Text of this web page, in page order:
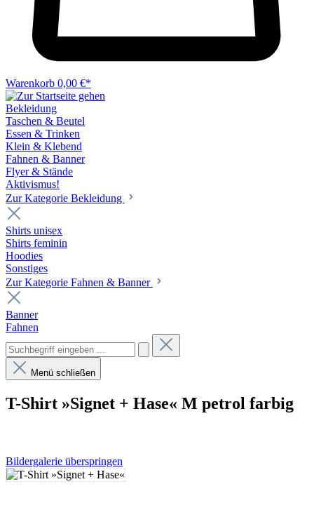
Warenkorb 0,00 €*
Bekleidung
Taschen & Beutel
Essen & Trinken
Klein & Klebend
Fahnen & Banner
Flyer & Stände
Aktivismus!
Zur Kategorie Bekleidung
Shirts unisex
Shirts feminin
Hoodies
Sonstiges
Zur Kategorie Fahnen & Banner
Banner
Fahnen
Menü schließen
T-Shirt »Signet + Hase« M petrol farbig
Bildergalerie überspringen